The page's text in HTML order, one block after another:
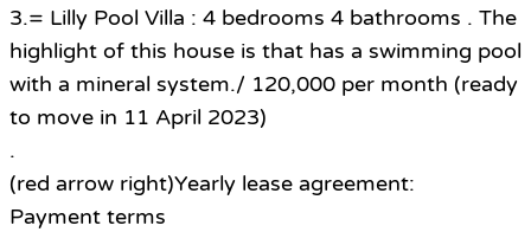
3.= Lilly Pool Villa : 4 bedrooms 4 bathrooms . The
highlight of this house is that has a swimming pool
with a mineral system./ 120,000 per month (ready
to move in 11 April 2023)
.
(red arrow right)Yearly lease agreement:
Payment terms